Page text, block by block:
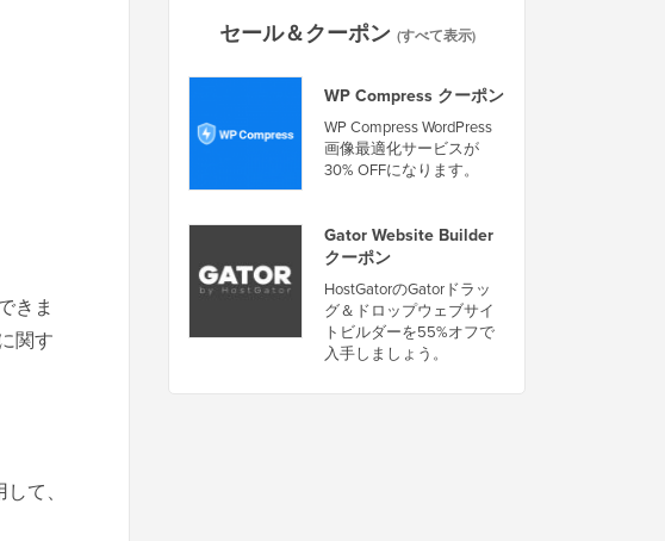
きま
関す
て、
セール＆クーポン (すべて表示)
WP Compress クーポン
WP Compress WordPress
画像最適化サービスが
30% OFFになります。
Gator Website Builder
クーポン
HostGatorのGatorドラッ
グ＆ドロップウェブサイ
トビルダーを55%オフで
入手しましょう。